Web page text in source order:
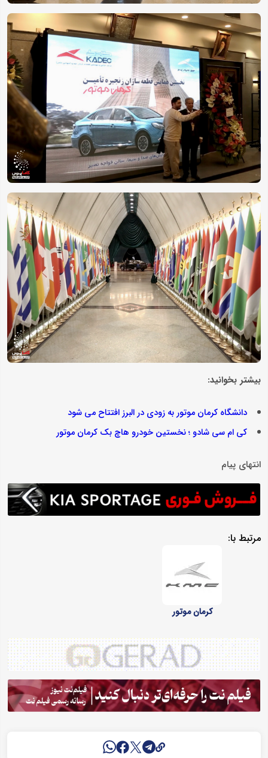
بیشتر بخوانید:
دانشگاه کرمان موتور به زودی در البرز افتتاح می شود
کی ام سی شادو ؛ نخستین خودرو هاچ بک کرمان موتور
انتهای پیام
مرتبط با:
کرمان موتور